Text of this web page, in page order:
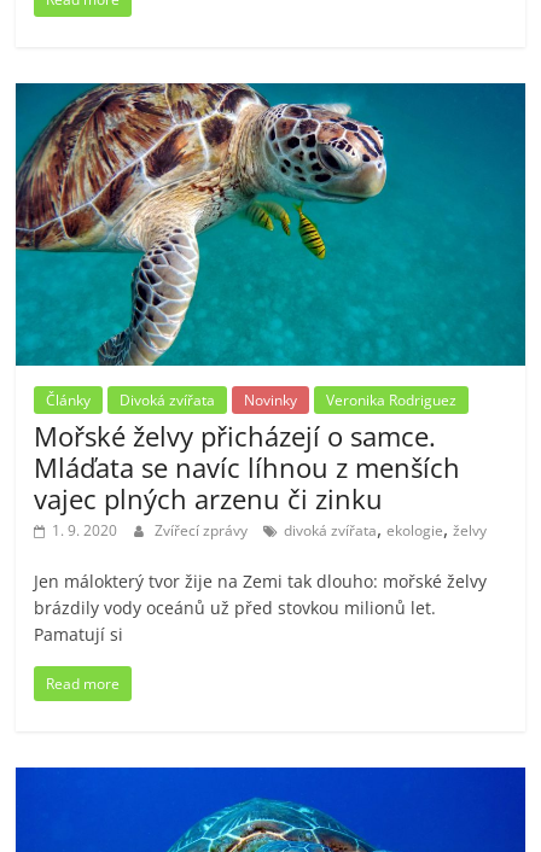
Články Divoká zvířata Novinky Veronika Rodriguez
Mořské želvy přicházejí o samce.
Mláďata se navíc líhnou z menších
vajec plných arzenu či zinku
1. 9. 2020 Zvířecí zprávy divoká zvířata,ekologie,želvy
Jen málokterý tvor žije na Zemi tak dlouho: mořské želvy
brázdily vody oceánů už před stovkou milionů let.
Pamatují si
Read more